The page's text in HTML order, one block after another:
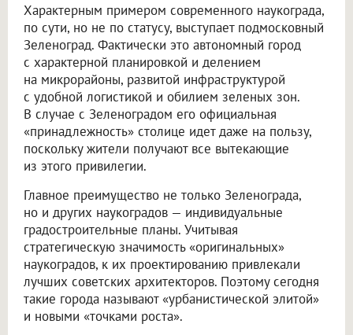
Характерным примером современного наукограда,
по сути, но не по статусу, выступает подмосковный
Зеленоград. Фактически это автономный город
с характерной планировкой и делением
на микрорайоны, развитой инфраструктурой
с удобной логистикой и обилием зеленых зон.
В случае с Зеленоградом его официальная
«принадлежность» столице идет даже на пользу,
поскольку жители получают все вытекающие
из этого привилегии.
Главное преимущество не только Зеленограда,
но и других наукоградов — индивидуальные
градостроительные планы. Учитывая
стратегическую значимость «оригинальных»
наукоградов, к их проектированию привлекали
лучших советских архитекторов. Поэтому сегодня
такие города называют «урбанистической элитой»
и новыми «точками роста».